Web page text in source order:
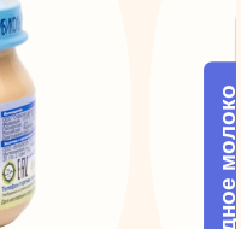
Грудное молоко